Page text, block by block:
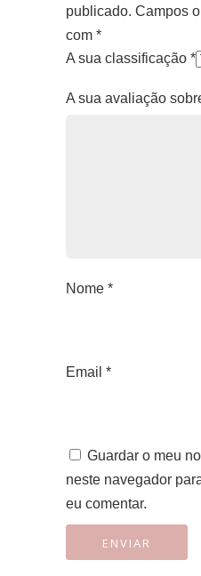
publicado. Campos
com *
A sua classificação *
A sua avaliação
Nome *
Email *
Guardar o meu
neste navegador
eu comentar.